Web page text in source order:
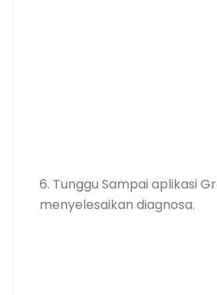
6. Tunggu Sampai aplikasi
menyelesaikan diagnosa.